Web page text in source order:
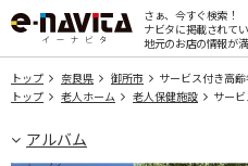
さぁ、今すぐ検索！
ナビタに掲載されて
地元のお店の情報が満
トップ 奈良県 御所市
サービス付き高
トップ
老人ホーム 老人保健施設 サー
アルバム